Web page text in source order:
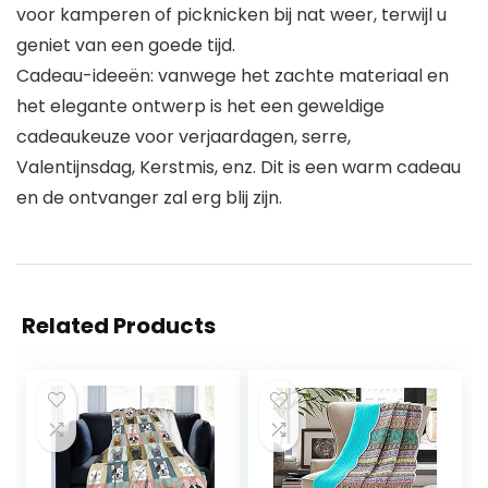
voor kamperen of picknicken bij nat weer, terwijl u
geniet van een goede tijd.
Cadeau-ideeën: vanwege het zachte materiaal en
het elegante ontwerp is het een geweldige
cadeaukeuze voor verjaardagen, serre,
Valentijnsdag, Kerstmis, enz. Dit is een warm cadeau
en de ontvanger zal erg blij zijn.
Related Products